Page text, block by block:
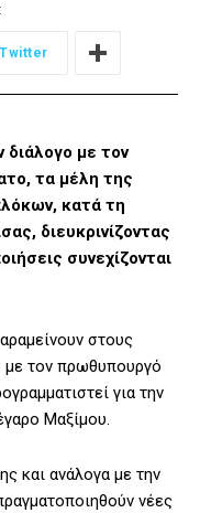
Twitter
με τον
τα μέλη της
κατά τη
διευκρινίζοντας
συνεχίζονται
στους
με τον πρωθυπουργό
για την
Μαξίμου.
και ανάλογα με την
νέες